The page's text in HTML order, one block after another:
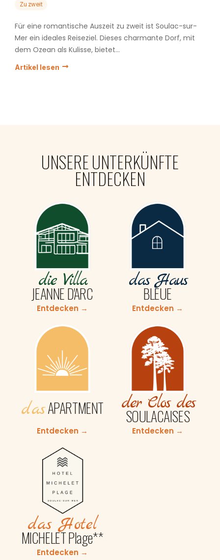
Zu zweit
Für eine romantische Auszeit zu zweit ist Soulac-sur-
Mer ein ideales Reiseziel. Dieses charmante Dorf, mit
dem Ozean als Kulisse, bietet...
Artikel lesen
UNSERE UNTERKÜNFTE
ENTDECKEN
die Villa
JEANNE D'ARC
Entdecken →
das Haus
BLEUE
Entdecken →
dasAPARTMENT
Entdecken →
der Clos des
SOULACAISES
Entdecken →
das Hotel
MICHELET Plage**
Entdecken →